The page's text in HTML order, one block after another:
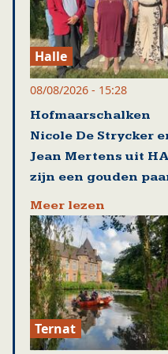
Halle
08/08/2026 - 15:28
Hofmaarschalken
Nicole De Strycker
Jean Mertens uit
zijn een gouden
Meer lezen
Ternat